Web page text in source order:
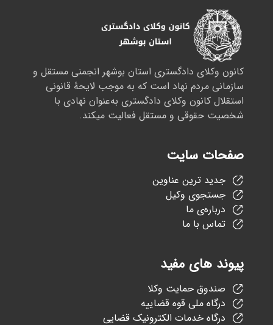
کانون وکلای دادگستری استان بوشهر انجمنی مستقل و
سازمانی مردم نهاد است که به موجب لایحهٔ قانونی
استقلال کانون وکلای دادگستری به‌عنوان نهادی با
شخصیت حقوقی و مستقل فعالیت میکند.
صفحات سایت
جدید ترین عناوین
جستجوی وکیل
درباره‌ی ما
تماس با ما
پیوند های مفید
صندوق حمایت وکلا
درگاه ملی قوه قضاییه
درگاه خدمات الکترونیک قضایی